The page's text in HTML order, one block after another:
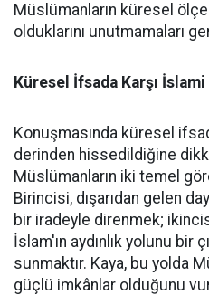
Müslümanların küresel
olduklarını unutmamaları
Küresel İfsada Karşı
Konuşmasında küresel
derinden hissedildiğine
Müslümanların iki temel
Birincisi, dışarıdan gelen
bir iradeyle direnmek;
İslam'ın aydınlık yolunu bir
sunmaktır. Kaya, bu yolda
güçlü imkânlar olduğunu